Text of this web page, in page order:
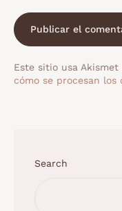
Este sitio usa
cómo se procesan
Search